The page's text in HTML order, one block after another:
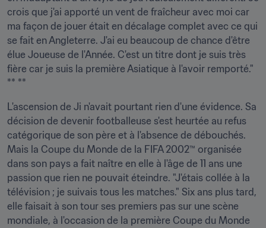
crois que j'ai apporté un vent de fraîcheur avec moi car
ma façon de jouer était en décalage complet avec ce qui
se fait en Angleterre. J'ai eu beaucoup de chance d'être
élue Joueuse de l'Année. C'est un titre dont je suis très
fière car je suis la première Asiatique à l'avoir remporté."
** **
L'ascension de Ji n'avait pourtant rien d'une évidence. Sa
décision de devenir footballeuse s'est heurtée au refus
catégorique de son père et à l'absence de débouchés.
Mais la Coupe du Monde de la FIFA 2002™ organisée
dans son pays a fait naître en elle à l'âge de 11 ans une
passion que rien ne pouvait éteindre. "J'étais collée à la
télévision ; je suivais tous les matches." Six ans plus tard,
elle faisait à son tour ses premiers pas sur une scène
mondiale, à l'occasion de la première Coupe du Monde